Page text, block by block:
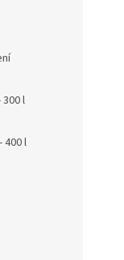
l
400 l